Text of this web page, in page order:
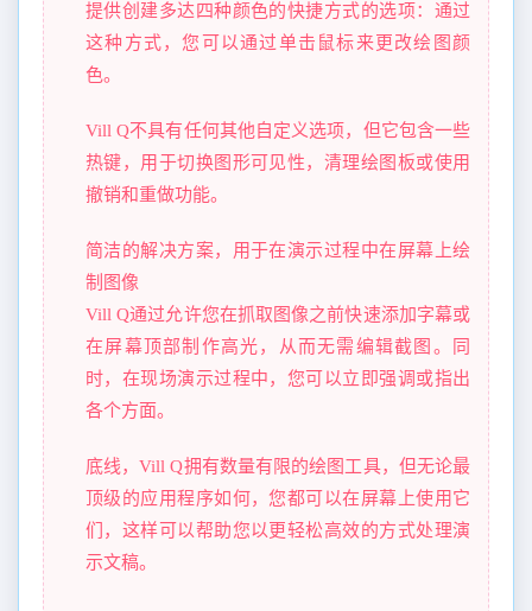
提供创建多达四种颜色的快捷方式的选项：通过
这种方式，您可以通过单击鼠标来更改绘图颜
色。
Vill Q不具有任何其他自定义选项，但它包含一些
热键，用于切换图形可见性，清理绘图板或使用
撤销和重做功能。
简洁的解决方案，用于在演示过程中在屏幕上绘
制图像
Vill Q通过允许您在抓取图像之前快速添加字幕或
在屏幕顶部制作高光，从而无需编辑截图。同
时，在现场演示过程中，您可以立即强调或指出
各个方面。
底线，Vill Q拥有数量有限的绘图工具，但无论最
顶级的应用程序如何，您都可以在屏幕上使用它
们，这样可以帮助您以更轻松高效的方式处理演
示文稿。